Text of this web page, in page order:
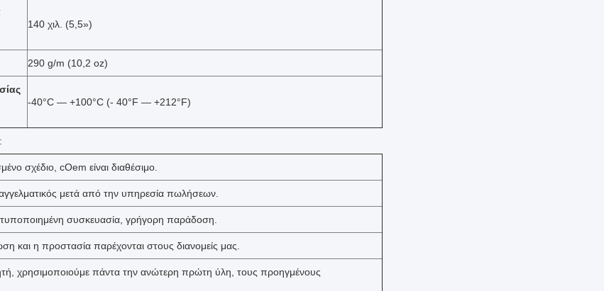
140 χιλ. (5,5»)
290 g/m (10,2 oz)
-40°C — +100°C (- 40°F — +212°F)
σχέδιο, cOem είναι διαθέσιμο.
μετά από την υπηρεσία πωλήσεων.
συσκευασία, γρήγορη παράδοση.
και η προστασία παρέχονται στους διανομείς μας.
χρησιμοποιούμε πάντα την ανώτερη πρώτη ύλη, τους προηγμένους